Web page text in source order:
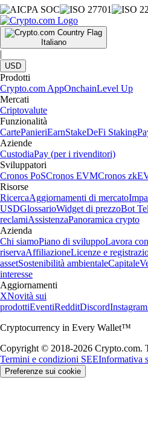
Italiano
|
USD
Prodotti
Crypto.com AppOnchainLevel Up
Mercati
Criptovalute
Funzionalità
CartePanieriEarnStakeDeFi Staking
Aziende
CustodiaPay (per i rivenditori)
Sviluppatori
Cronos PoSCronos EVMCronos
Risorse
RicercaAggiornamenti di mercato
USDGlossarioWidget di prezzoBot
reclamiAssistenzaPanoramica crypto
Azienda
Chi siamoPiano di sviluppoLavora
riservaAffiliazioneLicenze e
assetSostenibilità ambientaleCapitale
interesse
Aggiornamenti
XNovità sui
prodottiEventiRedditDiscordInstagram
Cryptocurrency in Every Wallet™
Copyright © 2018-2026 Crypto.com.
Termini e condizioni SEEInformativa
Preferenze sui cookie